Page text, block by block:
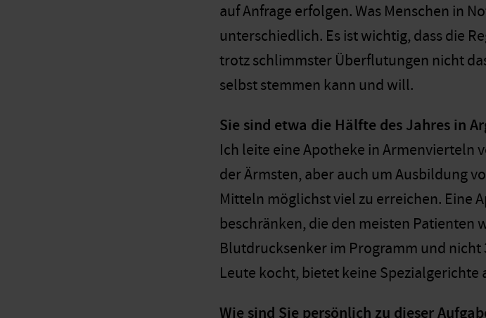
auf Anfrage erfolgen. Was Menschen in
unterschiedlich. Es ist wichtig, dass die
trotz schlimmster Überflutungen nicht
selbst stemmen kann und will.
Sie sind etwa die Hälfte des Jahres in
Ich leite eine Apotheke in Armenvierteln
der Ärmsten, aber auch um Ausbildung
Mitteln möglichst viel zu erreichen. Eine
beschränken, die den meisten Patienten
Blutdrucksenker im Programm und nicht
Leute kocht, bietet keine
Wie sind Sie persönlich zu dieser